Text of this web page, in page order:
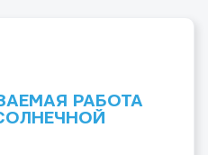
РАБОТА